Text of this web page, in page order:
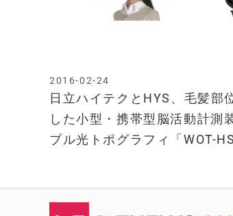
日立ハイテクとHYS、毛髪部
した小型・携帯型脳活動計測
ブル光トポグラフィ「WOT-
2016-02-24